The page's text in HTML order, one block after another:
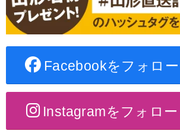
Facebookをフォロー
Instagramをフォロー